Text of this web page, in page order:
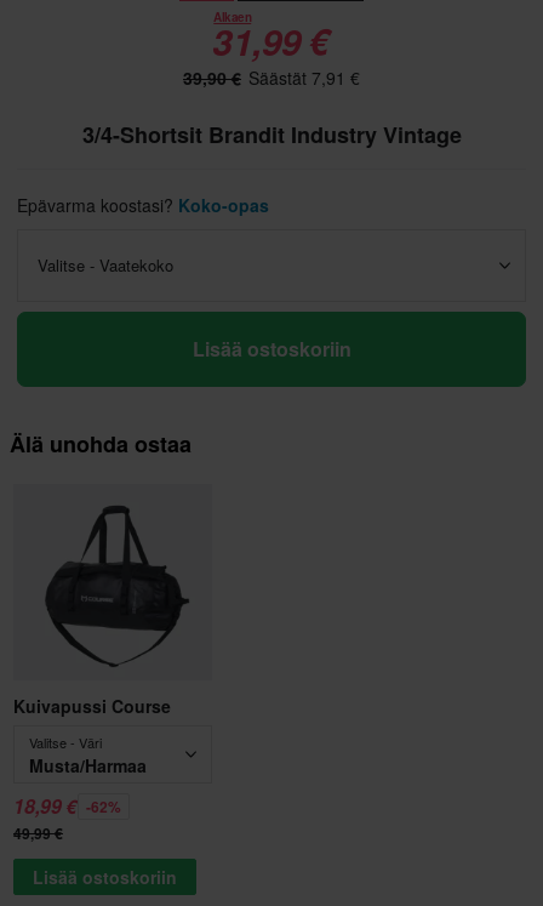
Alkaen
31,99 €
39,90 € Säästät 7,91 €
3/4-Shortsit Brandit Industry Vintage
Epävarma koostasi? Koko-opas
Valitse - Vaatekoko
Lisää ostoskoriin
Älä unohda ostaa
Kuivapussi Course
Valitse - Väri
Musta/Harmaa
18,99 € -62%
49,99 €
Lisää ostoskoriin